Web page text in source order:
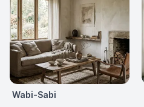
Wabi-Sabi